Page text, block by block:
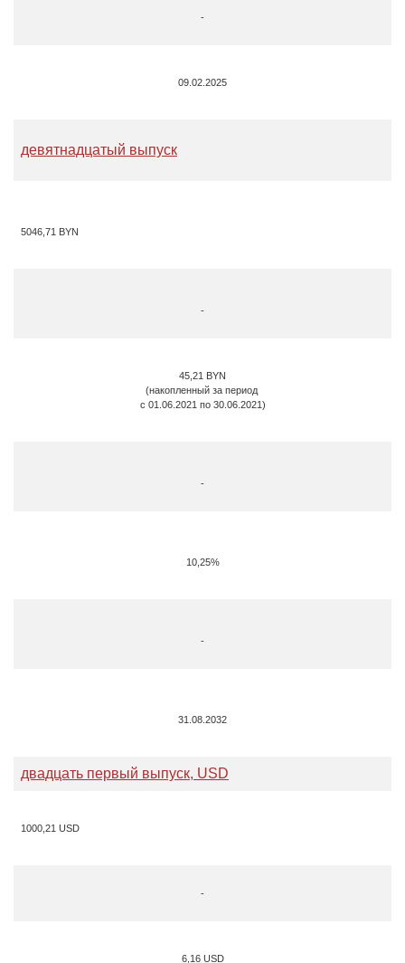
-
09.02.2025
девятнадцатый выпуск
5046,71 BYN
-
45,21 BYN
(накопленный за период
с 01.06.2021 по 30.06.2021)
-
10,25%
-
31.08.2032
двадцать первый выпуск, USD
1000,21 USD
-
6,16 USD